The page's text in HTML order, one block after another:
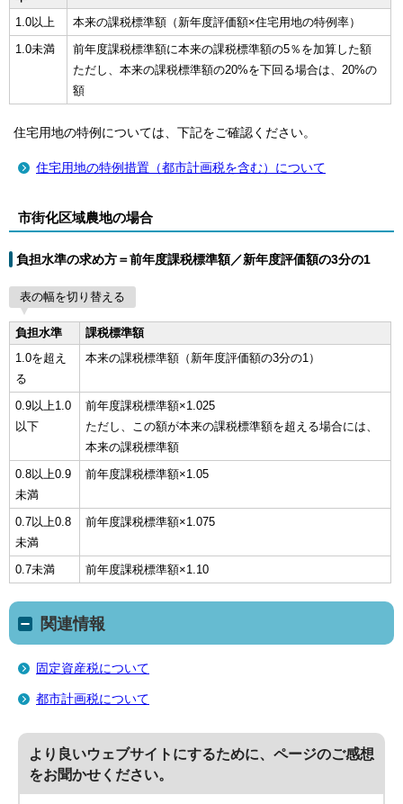
1.0以上
本来の課税標準額（新年度評価額×住宅用地の特例率）
1.0未満
前年度課税標準額に本来の課税標準額の5％を加算した額
ただし、本来の課税標準額の20%を下回る場合は、20%の
額
住宅用地の特例については、下記をご確認ください。
住宅用地の特例措置（都市計画税を含む）について
市街化区域農地の場合
負担水準の求め方＝前年度課税標準額／新年度評価額の3分の1
表の幅を切り替える
負担水準
課税標準額
1.0を超え
る
本来の課税標準額（新年度評価額の3分の1）
0.9以上1.0
以下
前年度課税標準額×1.025
ただし、この額が本来の課税標準額を超える場合には、
本来の課税標準額
0.8以上0.9
未満
前年度課税標準額×1.05
0.7以上0.8
未満
前年度課税標準額×1.075
0.7未満 前年度課税標準額×1.10
関連情報
固定資産税について
都市計画税について
より良いウェブサイトにするために、ページのご感想
をお聞かせください。